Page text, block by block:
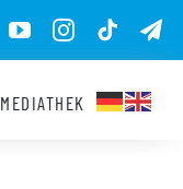
MEDIATHEK